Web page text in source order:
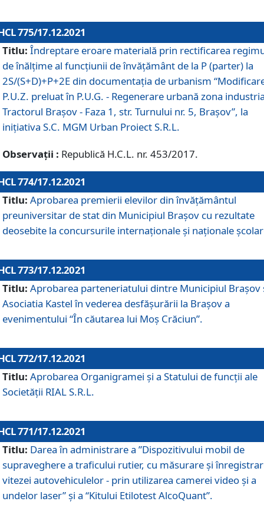
775/17.12.2021
Titlu: Îndreptare eroare materială prin rectificarea
de înălţime al funcţiunii de învăţământ de la P (parter) la
2S/(S+D)+P+2E din documentaţia de urbanism
P.U.Z. preluat în P.U.G. - Regenerare urbană zona
Tractorul Braşov - Faza 1, str. Turnului nr. 5, Braşov”, la
iniţiativa S.C. MGM Urban Proiect S.R.L.
Observații : Republică H.C.L. nr. 453/2017.
774/17.12.2021
Titlu: Aprobarea premierii elevilor din învățământul
preuniversitar de stat din Municipiul Brașov cu rezultate
deosebite la concursurile internaționale și naționale
773/17.12.2021
Titlu: Aprobarea parteneriatului dintre Municipiul Brașov
Asociatia Kastel în vederea desfăşurării la Brașov a
evenimentului “În căutarea lui Moș Crăciun”.
772/17.12.2021
Titlu: Aprobarea Organigramei şi a Statului de funcţii ale
Societăţii RIAL S.R.L.
771/17.12.2021
Titlu: Darea în administrare a ”Dispozitivului mobil de
supraveghere a traficului rutier, cu măsurare și
vitezei autovehiculelor - prin utilizarea camerei video și a
undelor laser” și a “Kitului Etilotest AlcoQuant”.